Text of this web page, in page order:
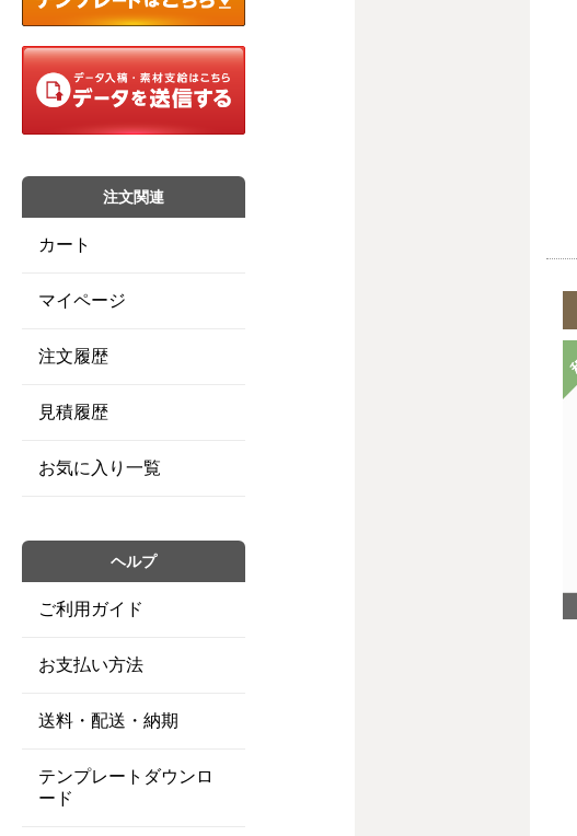
注文関連
カート
マイページ
注文履歴
見積履歴
お気に入り一覧
ヘルプ
ご利用ガイド
お支払い方法
送料・配送・納期
テンプレートダウンロ
ード